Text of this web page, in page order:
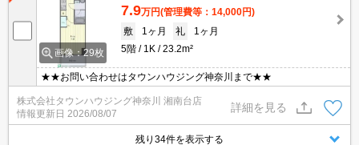
画像：29枚
7.9万円(管理費等：14,000円)
敷
1ヶ月 礼
1ヶ月
5階
1K 23.2m²
★★お問い合わせはタウンハウジング神奈川まで★★
株式会社タウンハウジング神奈川 湘南台店
情報更新日 2026/08/07
詳細を見る
残り34件を表示する